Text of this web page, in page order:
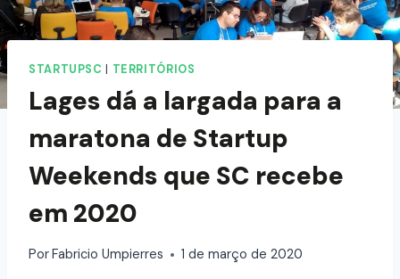
STARTUPSC TERRITÓRIOS
Lages dá a largada para a
maratona de Startup
Weekends que SC recebe
em 2020
Por Fabricio Umpierres 1 de março de 2020